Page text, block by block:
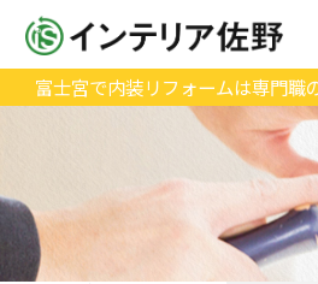
富士宮で内装リフォームは専門職